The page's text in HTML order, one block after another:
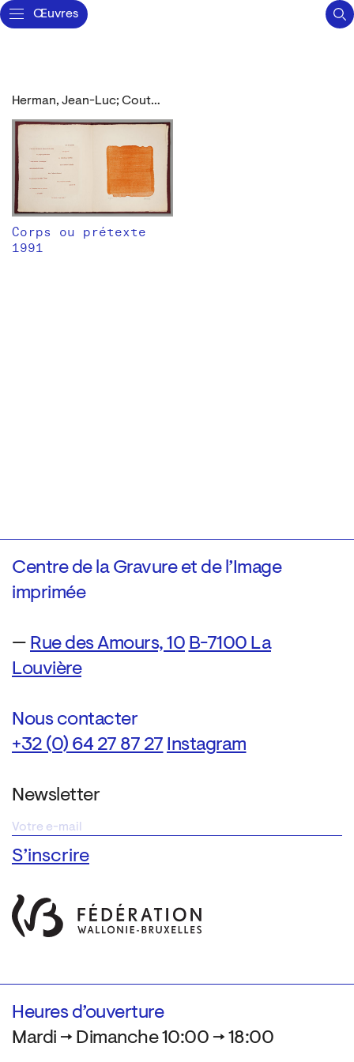
Œuvres
Herman, Jean-Luc; Couturier, Michel
Corps ou prétexte
1991
Centre de la Gravure et de l’Image
imprimée
— Rue des Amours, 10 B-7100 La
Louvière
Nous contacter
+32 (0) 64 27 87 27 Instagram
Newsletter
Heures d’ouverture
Mardi → Dimanche 10:00 → 18:00